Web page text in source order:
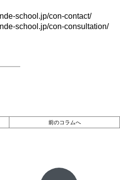
school.jp/con-contact/
school.jp/con-consultation/
前のコラムへ